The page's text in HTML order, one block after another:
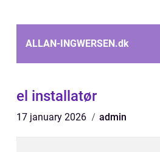
ALLAN-INGWERSEN.dk
el installatør
17 january 2026 admin